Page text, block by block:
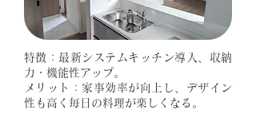
特徴：最新システムキッチン導入、収納
力・機能性アップ。
メリット：家事効率が向上し、デザイン
性も高く毎日の料理が楽しくなる。